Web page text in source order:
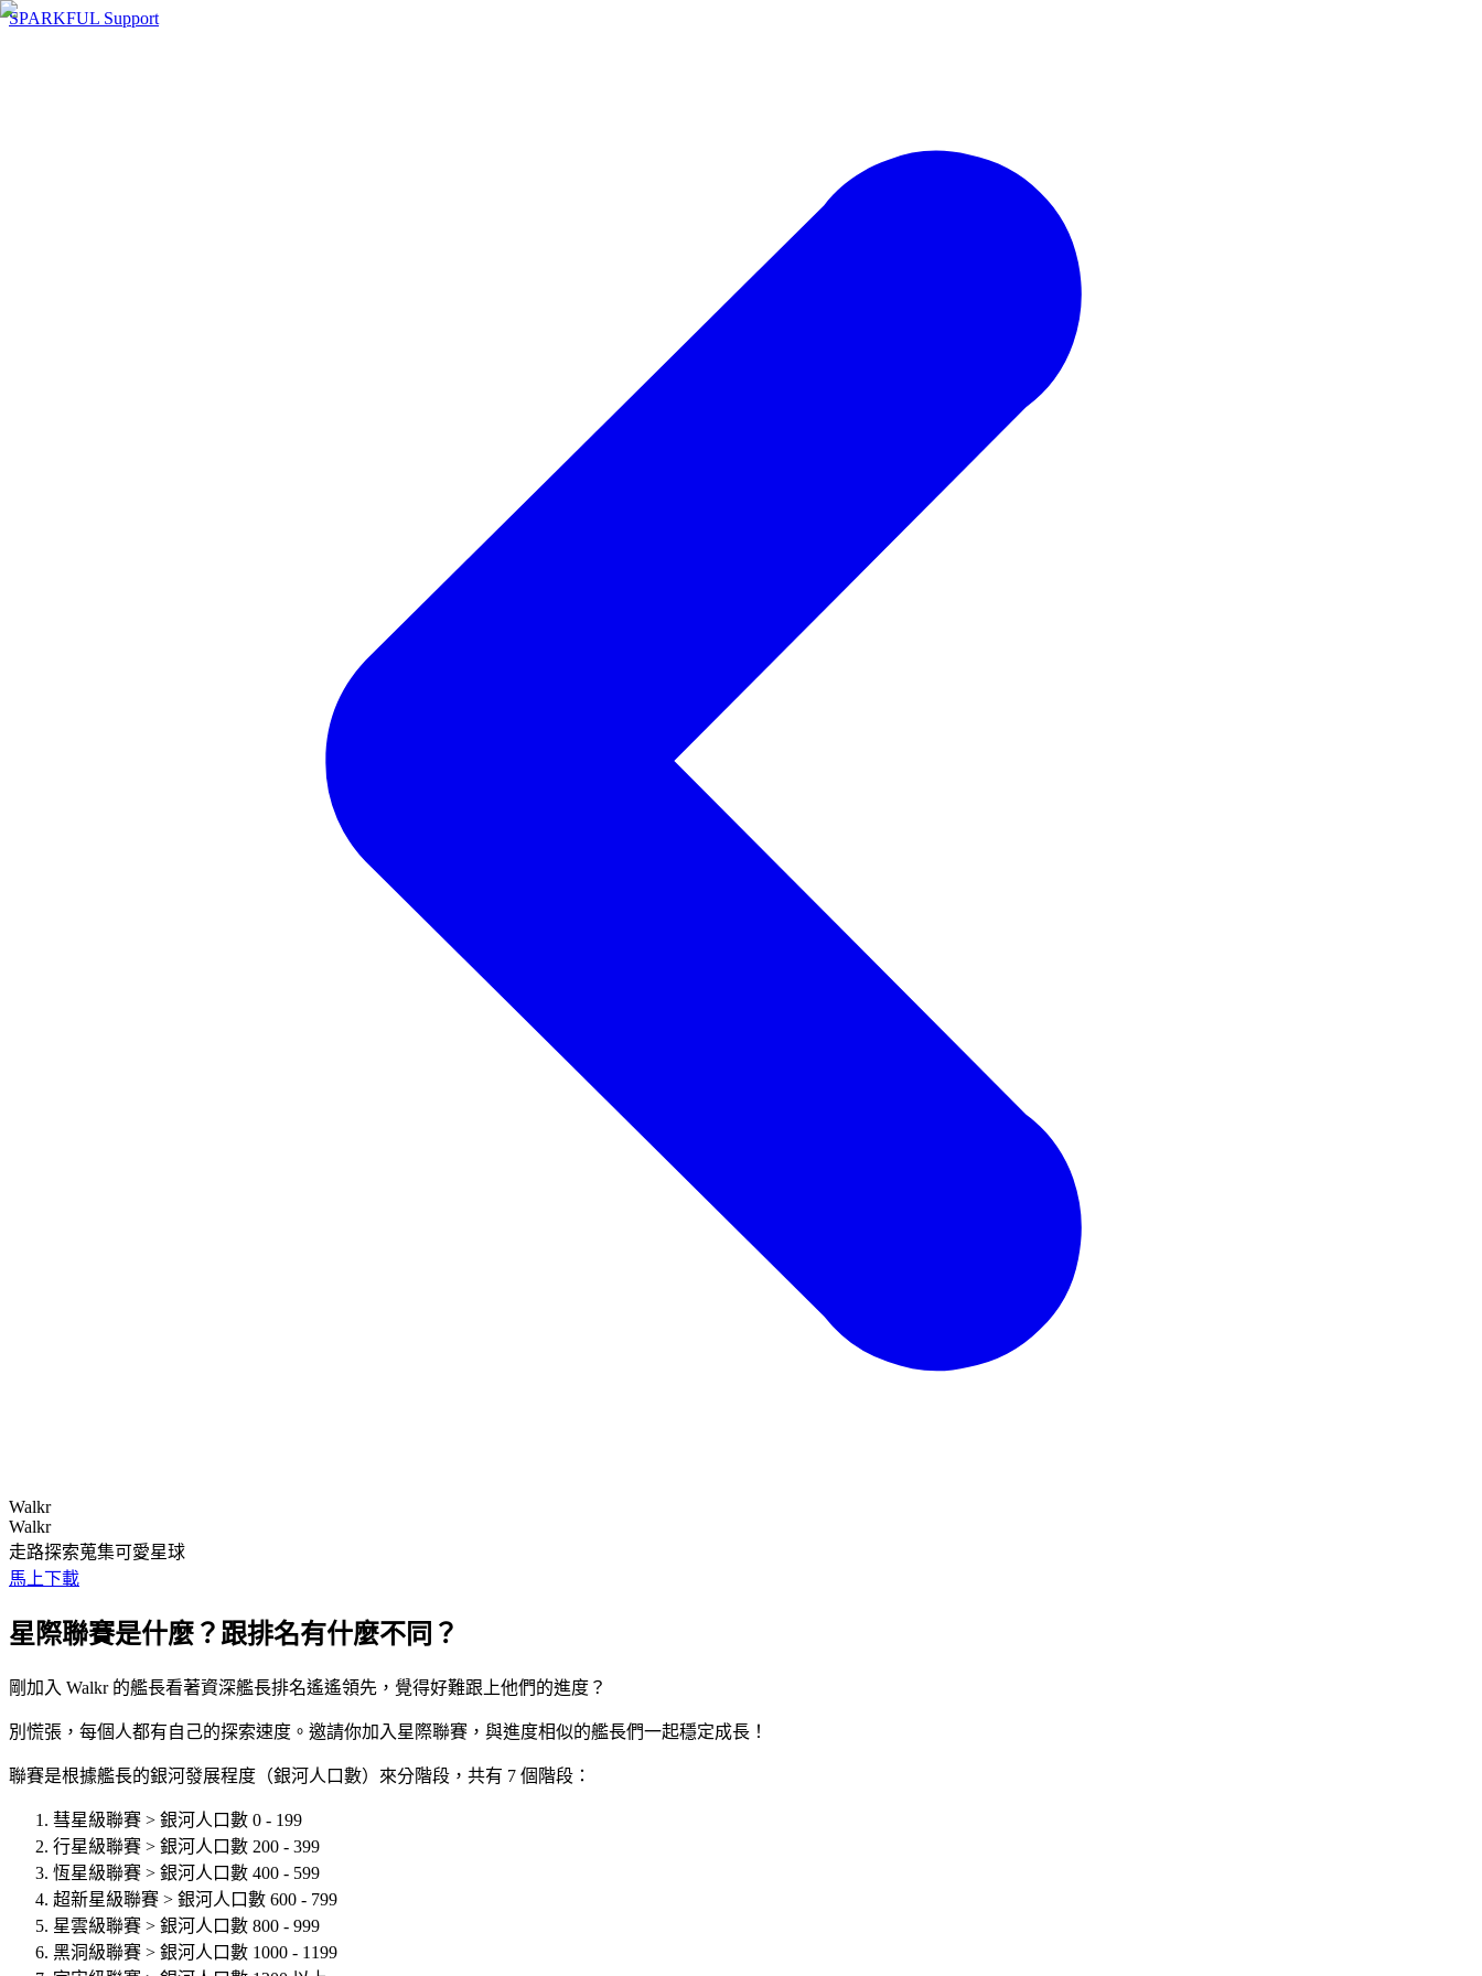
SPARKFUL Support
Walkr
Walkr
走路探索蒐集可愛星球
馬上下載
星際聯賽是什麼？跟排名有什麼不同？
剛加入 Walkr 的艦長看著資深艦長排名遙遙領先，覺得好難跟上他們的進度？
別慌張，每個人都有自己的探索速度。邀請你加入星際聯賽，與進度相似的艦長們一起穩定成長！
聯賽是根據艦長的銀河發展程度（銀河人口數）來分階段，共有 7 個階段：
彗星級聯賽 > 銀河人口數 0 - 199
行星級聯賽 > 銀河人口數 200 - 399
恆星級聯賽 > 銀河人口數 400 - 599
超新星級聯賽 > 銀河人口數 600 - 799
星雲級聯賽 > 銀河人口數 800 - 999
黑洞級聯賽 > 銀河人口數 1000 - 1199